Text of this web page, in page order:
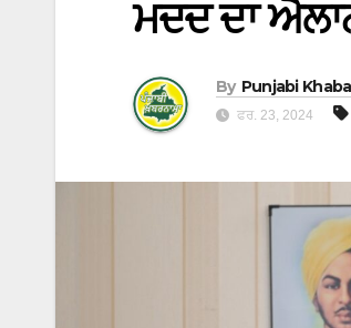
ਮਦਦ ਦਾ
By Punjabi
ਫਰ. 23, 2024